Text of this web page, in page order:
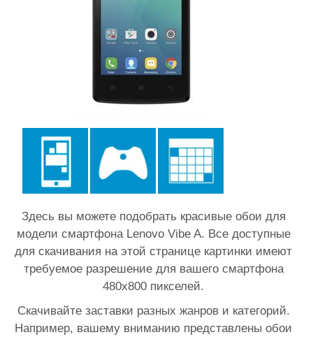
Здесь вы можете подобрать красивые обои для
модели смартфона Lenovo Vibe A. Все доступные
для скачивания на этой странице картинки имеют
требуемое разрешение для вашего смартфона
480x800 пикселей.
Скачивайте заставки разных жанров и категорий.
Например, вашему вниманию представлены обои